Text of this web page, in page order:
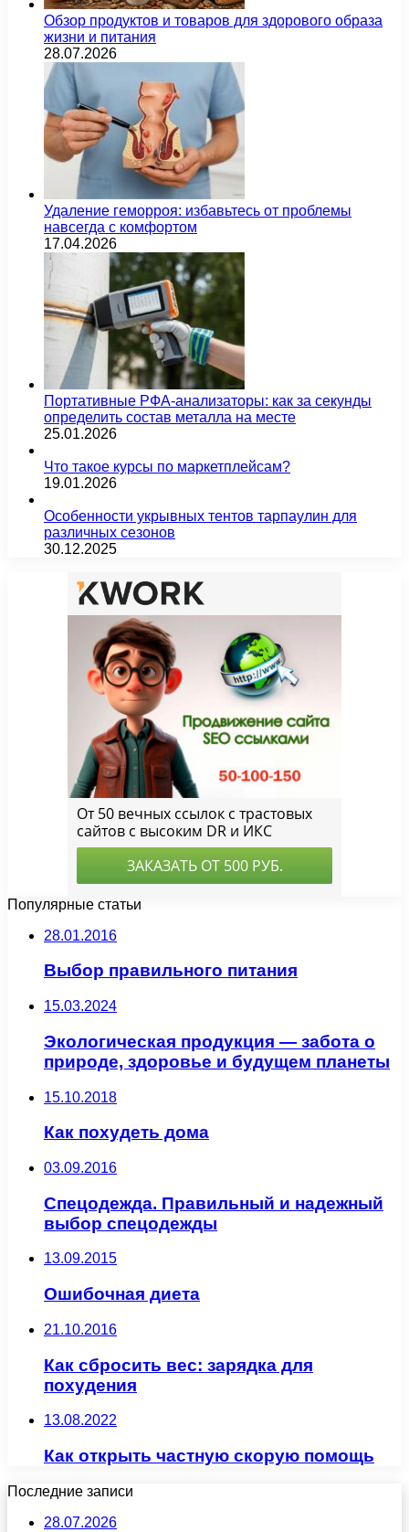
Обзор продуктов и товаров для здорового образа
жизни и питания
28.07.2026
Удаление геморроя: избавьтесь от проблемы
навсегда с комфортом
17.04.2026
Портативные РФА-анализаторы: как за секунды
определить состав металла на месте
25.01.2026
Что такое курсы по маркетплейсам?
19.01.2026
Особенности укрывных тентов тарпаулин для
различных сезонов
30.12.2025
Популярные статьи
28.01.2016
Выбор правильного питания
15.03.2024
Экологическая продукция — забота о
природе, здоровье и будущем планеты
15.10.2018
Как похудеть дома
03.09.2016
Спецодежда. Правильный и надежный
выбор спецодежды
13.09.2015
Ошибочная диета
21.10.2016
Как сбросить вес: зарядка для
похудения
13.08.2022
Как открыть частную скорую помощь
Последние записи
28.07.2026